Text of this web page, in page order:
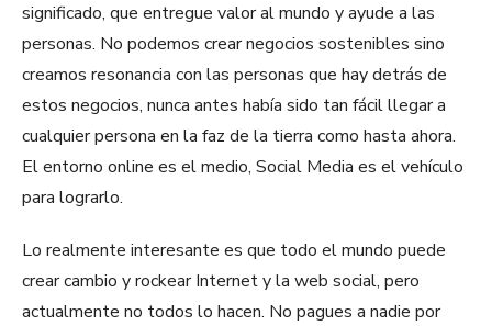
significado, que entregue valor al mundo y ayude a las
personas. No podemos crear negocios sostenibles sino
creamos resonancia con las personas que hay detrás de
estos negocios, nunca antes había sido tan fácil llegar a
cualquier persona en la faz de la tierra como hasta ahora.
El entorno online es el medio, Social Media es el vehículo
para lograrlo.
Lo realmente interesante es que todo el mundo puede
crear cambio y rockear Internet y la web social, pero
actualmente no todos lo hacen. No pagues a nadie por